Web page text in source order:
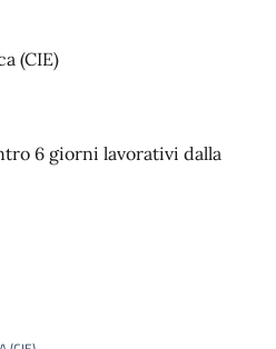
(CIE)
6 giorni lavorativi dalla